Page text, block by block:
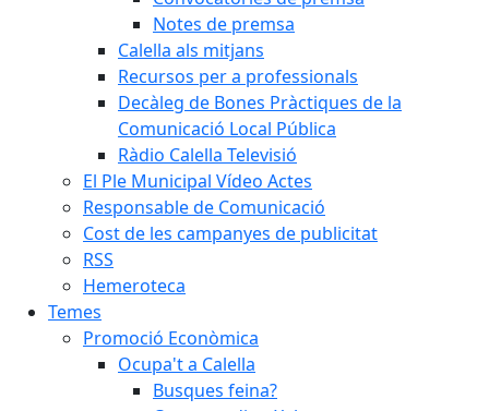
Notes de premsa
Calella als mitjans
Recursos per a professionals
Decàleg de Bones Pràctiques de la
Comunicació Local Pública
Ràdio Calella Televisió
El Ple Municipal Vídeo Actes
Responsable de Comunicació
Cost de les campanyes de publicitat
RSS
Hemeroteca
Temes
Promoció Econòmica
Ocupa't a Calella
Busques feina?